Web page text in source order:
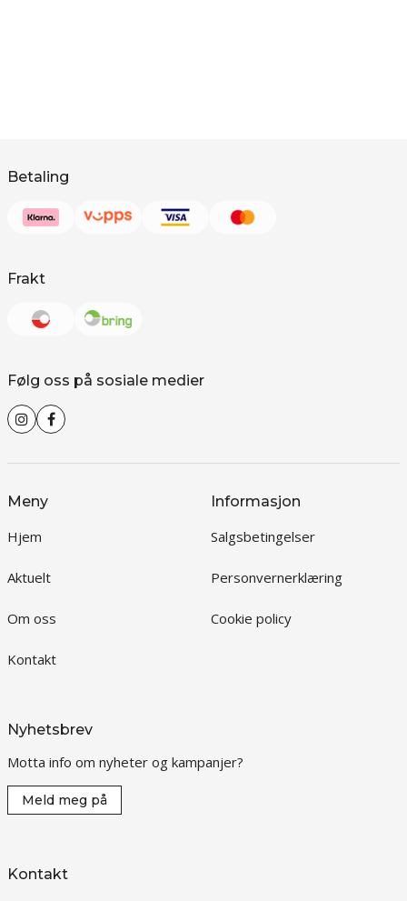
Betaling
Frakt
Følg oss på sosiale medier
Meny
Hjem
Aktuelt
Om oss
Kontakt
Informasjon
Salgsbetingelser
Personvernerklæring
Cookie policy
Nyhetsbrev
Motta info om nyheter og kampanjer?
Meld meg på
Kontakt